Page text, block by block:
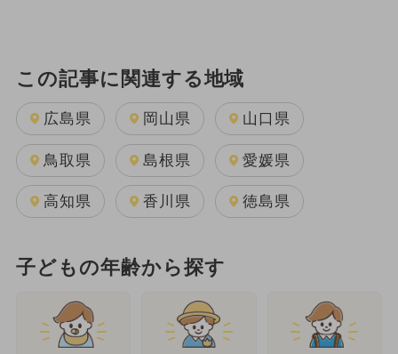
この記事に関連する地域
広島県 岡山県 山口県
鳥取県 島根県 愛媛県
高知県 香川県 徳島県
子どもの年齢から探す